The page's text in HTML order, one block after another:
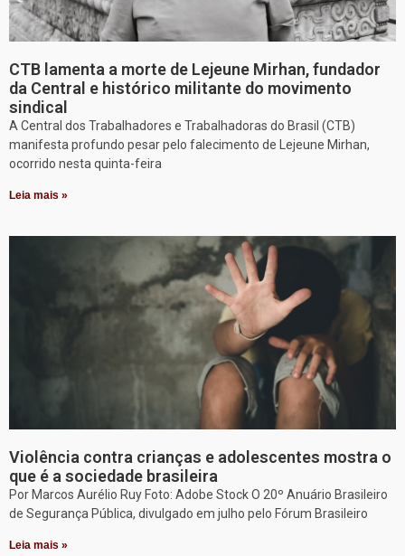
CTB lamenta a morte de Lejeune Mirhan, fundador
da Central e histórico militante do movimento
sindical
A Central dos Trabalhadores e Trabalhadoras do Brasil (CTB)
manifesta profundo pesar pelo falecimento de Lejeune Mirhan,
ocorrido nesta quinta-feira
Leia mais »
Violência contra crianças e adolescentes mostra o
que é a sociedade brasileira
Por Marcos Aurélio Ruy Foto: Adobe Stock O 20º Anuário Brasileiro
de Segurança Pública, divulgado em julho pelo Fórum Brasileiro
Leia mais »